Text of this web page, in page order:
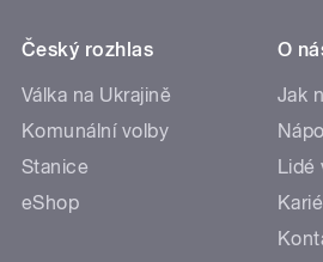
Český rozhlas
Válka na Ukrajině
Komunální volby
Stanice
eShop
O
Jak
Lidé